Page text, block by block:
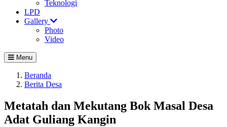
Teknologi
LPD
Gallery
Photo
Video
Menu
Beranda
Berita Desa
Metatah dan Mekutang Bok Masal Desa
Adat Guliang Kangin